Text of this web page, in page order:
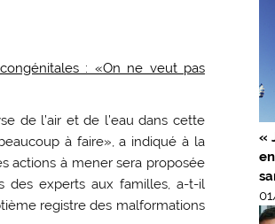
: «On ne veut pas
de l’air et de l’eau dans cette
à faire», a indiqué à la
actions à mener sera proposée
des experts aux familles, a-t-il
registre des malformations
«